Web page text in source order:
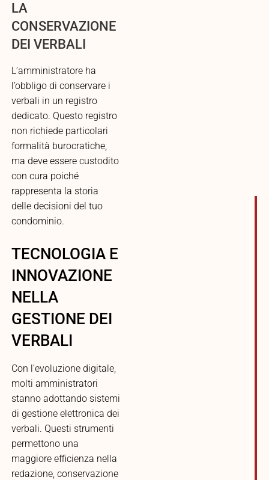
LA
CONSERVAZIONE
DEI VERBALI
L’amministratore ha
l’obbligo di conservare i
verbali in un registro
dedicato. Questo registro
non richiede particolari
formalità burocratiche,
ma deve essere custodito
con cura poiché
rappresenta la storia
delle decisioni del tuo
condominio.
TECNOLOGIA E
INNOVAZIONE
NELLA
GESTIONE DEI
VERBALI
Con l’evoluzione digitale,
molti amministratori
stanno adottando sistemi
di gestione elettronica dei
verbali. Questi strumenti
permettono una
maggiore efficienza nella
redazione, conservazione